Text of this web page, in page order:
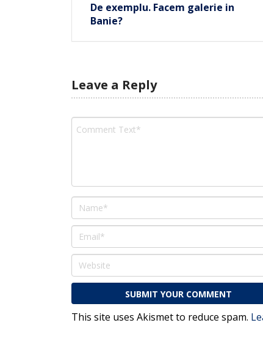
De exemplu. Facem galerie in
Banie?
Leave a Reply
This site uses Akismet to reduce spam.